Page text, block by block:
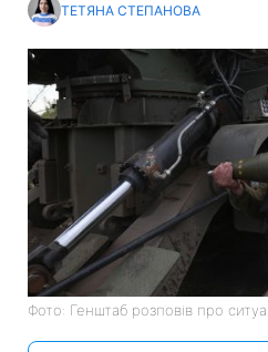
ТЕТЯНА СТЕПАНОВА
Фото: Генштаб розповів про